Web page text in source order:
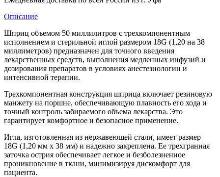
Описание
Шприц объемом 50 миллилитров с трехкомпонентным
исполнением и стерильной иглой размером 18G (1,20 на 38
миллиметров) предназначен для точного введения
лекарственных средств, выполнения медленных инфузий и
дозирования препаратов в условиях анестезиологии и
интенсивной терапии.
Трехкомпонентная конструкция шприца включает резиновую
манжету на поршне, обеспечивающую плавность его хода и
точный контроль забираемого объема лекарства. Это
гарантирует комфортное и безопасное применение.
Игла, изготовленная из нержавеющей стали, имеет размер
18G (1,20 мм x 38 мм) и надежно закреплена. Ее трехгранная
заточка острия обеспечивает легкое и безболезненное
проникновение в ткани, минимизируя дискомфорт для
пациента.